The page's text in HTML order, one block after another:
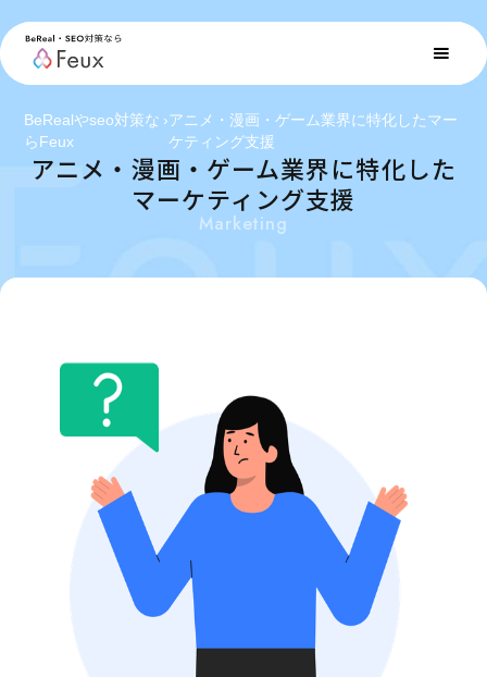
BeRealやseo対策な
らFeux
›アニメ・漫画・ゲーム業界に特化したマー
ケティング支援
アニメ・漫画・ゲーム業界に特化した
マーケティング支援
Marketing